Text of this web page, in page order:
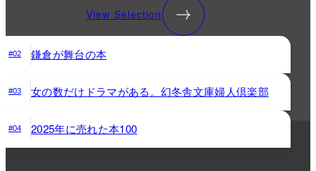
View Selection
#02 鎌倉が舞台の本
#03 女の数だけドラマがある。幻冬舎文庫婦人倶楽部
#04 2025年に売れた本100